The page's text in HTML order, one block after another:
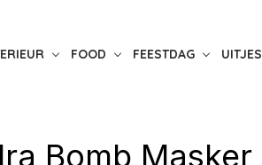
FOOD FEESTDAG UITJES
Bomb Masker